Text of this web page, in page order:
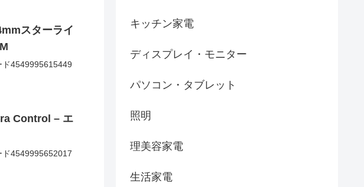
スターライ
4549995615449
Control – エ
4549995652017
キッチン家電
ディスプレイ・モニター
パソコン・タブレット
照明
理美容家電
生活家電